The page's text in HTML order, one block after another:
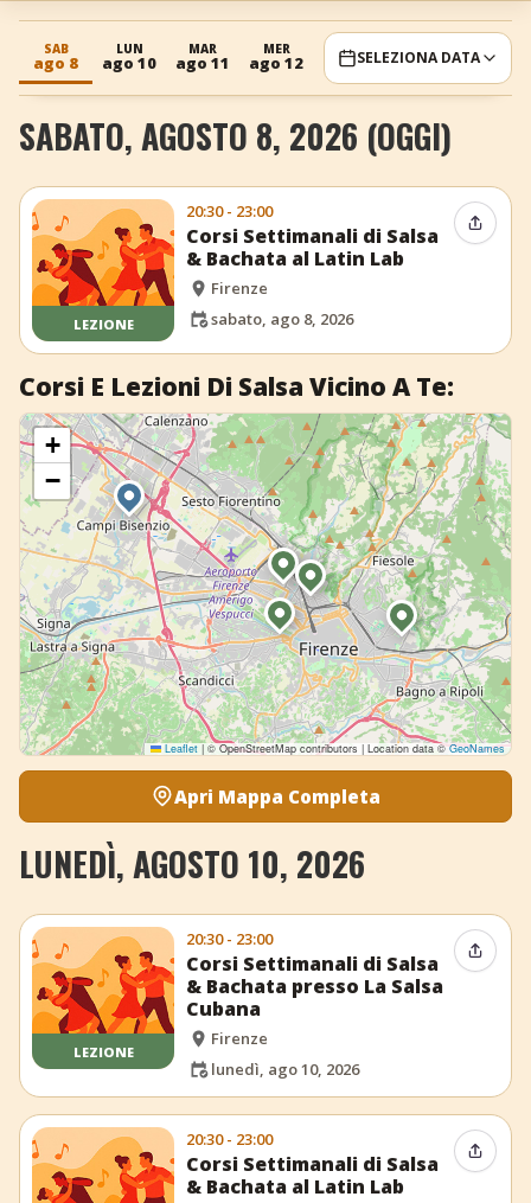
+ Aggiungi evento
SAB
ago 8
LUN
ago 10
MAR
ago 11
MER
ago 12
GIO
ago 13 ago 14 ago 15
SELEZIONA DATA
SABATO, AGOSTO 8, 2026 (OGGI)
LEZIONE
20:30 - 23:00
Corsi Settimanali di Salsa
& Bachata al Latin Lab
Firenze
sabato, ago 8, 2026
Corsi E Lezioni Di Salsa Vicino A Te:
+
−
Leaflet |© OpenStreetMap contributors | Location data ©GeoNames
Apri Mappa Completa
LUNEDÌ, AGOSTO 10, 2026
LEZIONE
20:30 - 23:00
Corsi Settimanali di Salsa
& Bachata presso La Salsa
Cubana
Firenze
lunedì, ago 10, 2026
20:30 - 23:00
Corsi Settimanali di Salsa
& Bachata al Latin Lab